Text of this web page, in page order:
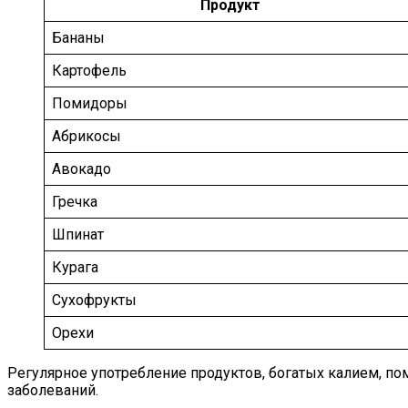
Продукт
Бананы
Картофель
Помидоры
Абрикосы
Авокадо
Гречка
Шпинат
Курага
Сухофрукты
Орехи
Регулярное употребление продуктов, богатых калием,
заболеваний.